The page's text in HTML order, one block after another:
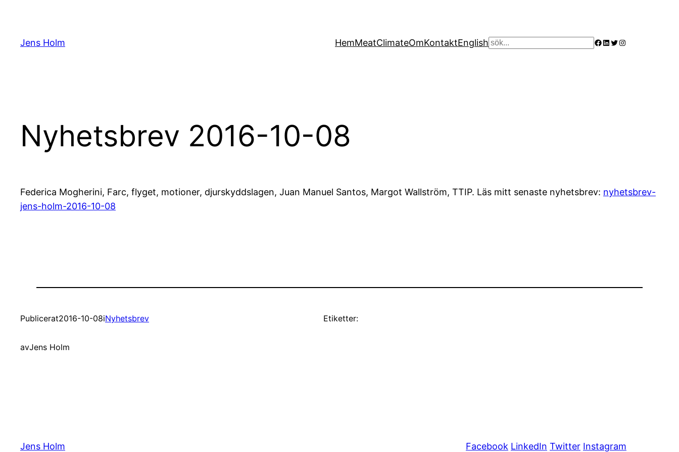
innehåll
Jens Holm HemMeatClimateOmKontaktEnglish Sök Facebook
LinkedIn
Twitter
Instagram
Nyhetsbrev 2016-10-08
Federica Mogherini, Farc, flyget, motioner, djurskyddslagen, Juan Manuel Santos, Margot Wallström, TTIP. Läs mitt senaste nyhetsbrev: nyhetsbrev-
jens-holm-2016-10-08
Publicerat2016-10-08iNyhetsbrev
avJens Holm
Etiketter:
Jens Holm Facebook LinkedIn Twitter Instagram